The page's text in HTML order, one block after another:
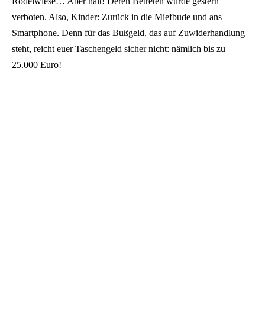
verboten. Also, Kinder: Zurück in die Miefbude und ans
Smartphone. Denn für das Bußgeld, das auf Zuwiderhandlung
steht, reicht euer Taschengeld sicher nicht: nämlich bis zu
25.000 Euro!